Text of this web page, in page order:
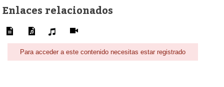
Enlaces relacionados
Para acceder a este contenido necesitas estar registrado